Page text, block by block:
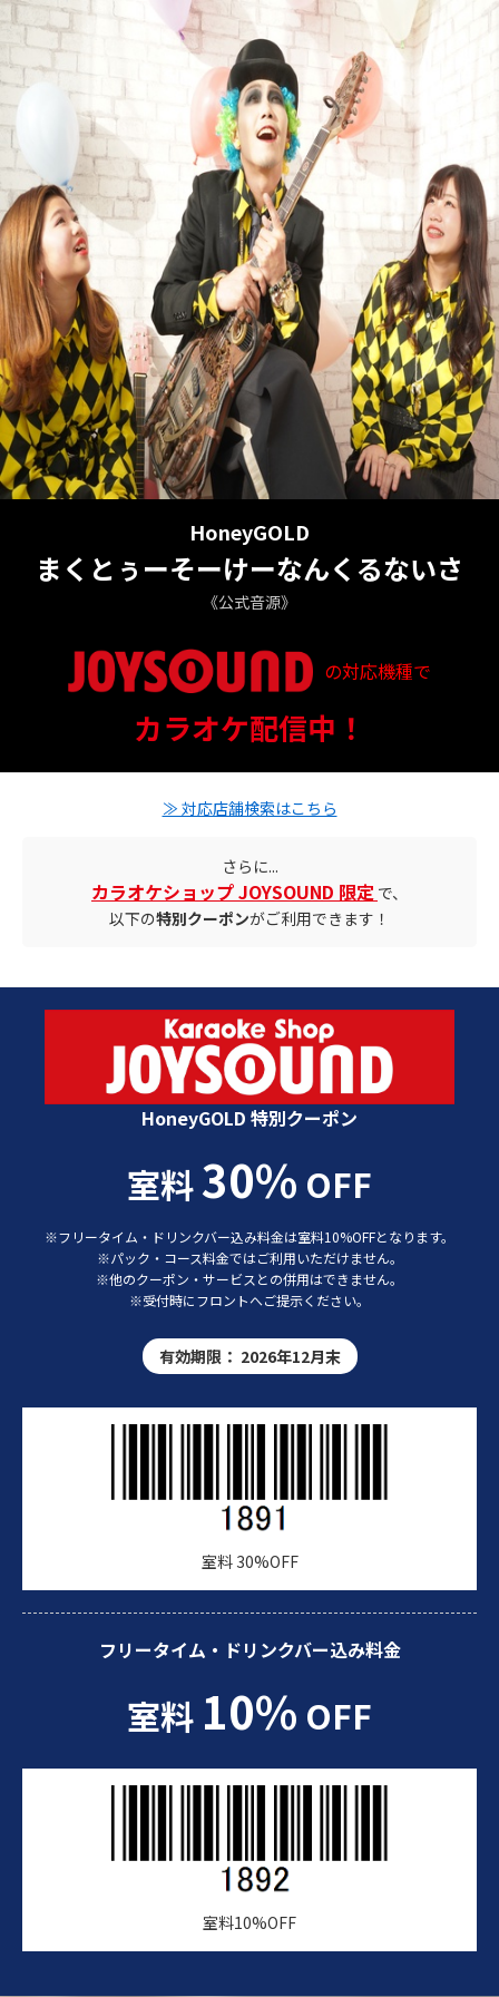
HoneyGOLD
まくとぅーそーけーなんくるないさ
《公式音源》
の対応機種で
配信ステータスカラオケ配信中！
対応店舗とクーポン情報
≫ 対応店舗検索はこちら
さらに...
カラオケショップ JOYSOUND 限定 で、
以下の特別クーポンがご利用できます！
カラオケショップ JOYSOUND 特別クーポン
HoneyGOLD 特別クーポン
室料30% OFF
※フリータイム・ドリンクバー込み料金は室料10%OFFとなります。
※パック・コース料金ではご利用いただけません。
※他のクーポン・サービスとの併用はできません。
※受付時にフロントへご提示ください。
有効期限： 2026年12月末
室料 30%OFF
フリータイム・ドリンクバー込み料金
室料 10% OFF
室料10%OFF